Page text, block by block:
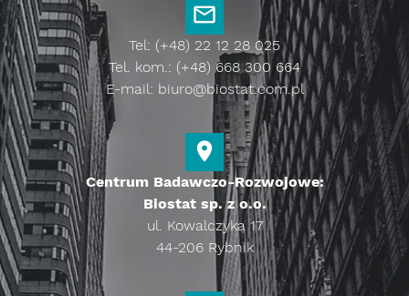
Tel: (+48) 22 12 28 025
Tel. kom.: (+48) 668 300 664
E-mail: biuro@biostat.com.pl
Centrum Badawczo-Rozwojowe:
Biostat sp. z o.o.
ul. Kowalczyka 17
44-206 Rybnik